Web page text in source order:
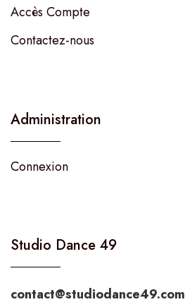
Accès Compte
Contactez-nous
Administration
Connexion
Studio Dance 49
contact@studiodance49.com